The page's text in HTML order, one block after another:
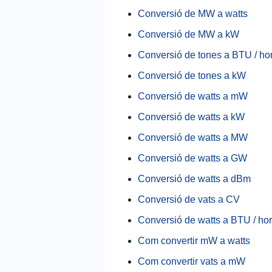
Conversió de MW a watts
Conversió de MW a kW
Conversió de tones a BTU /
Conversió de tones a kW
Conversió de watts a mW
Conversió de watts a kW
Conversió de watts a MW
Conversió de watts a GW
Conversió de watts a dBm
Conversió de vats a CV
Conversió de watts a BTU /
Com convertir mW a watts
Com convertir vats a mW